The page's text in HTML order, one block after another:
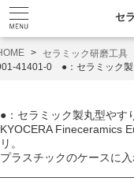
セ
セラミック研磨工具
41401-0 ●：セラミック製
●：セラミック製丸型やす
KYOCERA Fineceramics
リ。
プラスチックのケースに入